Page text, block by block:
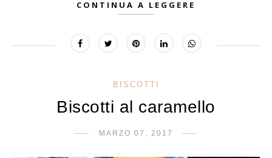
CONTINUA A LEGGERE
BISCOTTI
Biscotti al caramello
MARZO 07, 2017